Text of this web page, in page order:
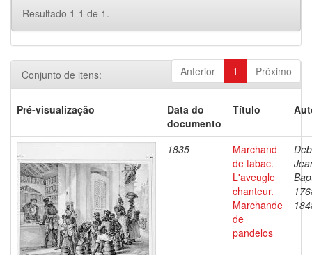
Resultado 1-1 de 1.
Anterior 1 Próximo
Conjunto de itens:
Pré-visualização
Data do
documento
Título
1835
Marchand
de tabac.
L'aveugle
chanteur.
Marchande
de
pandelos